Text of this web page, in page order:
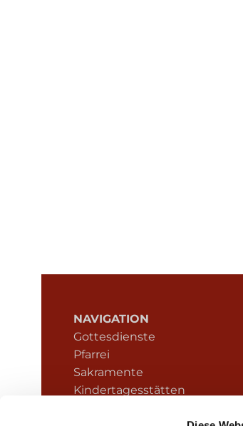
NAVIGATION
Gottesdienste
Pfarrei
Sakramente
Kindertagesstätten